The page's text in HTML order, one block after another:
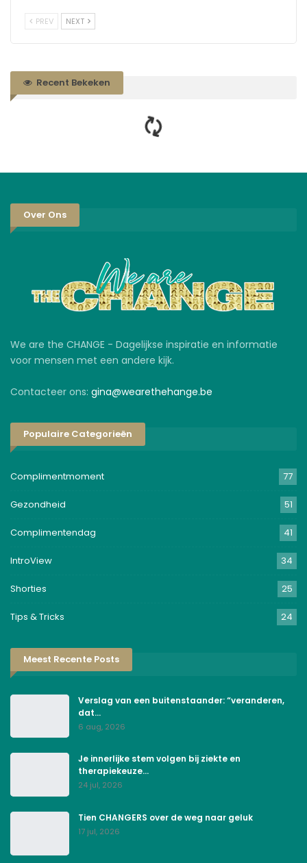
PREV NEXT
Recent Bekeken
Over Ons
We are the CHANGE - Dagelijkse inspiratie en informatie
voor mensen met een andere kijk.
Contacteer ons: gina@wearethehange.be
Populaire Categorieën
Complimentmoment 77
Gezondheid 51
Complimentendag 41
IntroView 34
Shorties 25
Tips & Tricks 24
Meest Recente Posts
Verslag van een buitenstaander: “veranderen,
dat…
6 aug, 2026
Je innerlijke stem volgen bij ziekte en
therapiekeuze…
24 jul, 2026
Tien CHANGERS over de weg naar geluk
17 jul, 2026